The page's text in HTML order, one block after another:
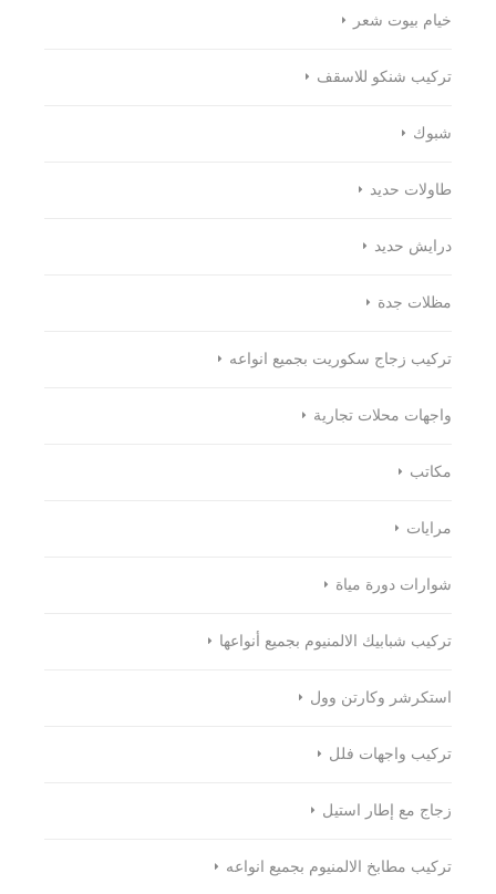
خيام بيوت شعر
تركيب شنكو للاسقف
شبوك
طاولات حديد
درايش حديد
مظلات جدة
تركيب زجاج سكوريت بجميع انواعه
واجهات محلات تجارية
مكاتب
مرايات
شوارات دورة مياة
تركيب شبابيك الالمنيوم بجميع أنواعها
استكرشر وكارتن وول
تركيب واجهات فلل
زجاج مع إطار استيل
تركيب مطابخ الالمنيوم بجميع انواعه